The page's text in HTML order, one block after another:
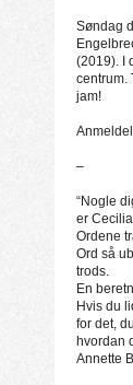
Søndag
(2019). I
centrum.
jam!
–
“Nogle
er
Ordene
Ord så
trods.
En
Hvis du
for det,
hvordan
Annette